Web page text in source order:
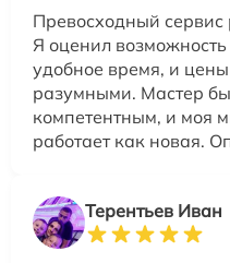
Превосходный
Я оценил
удобное время, и
разумными. Мастер
компетентным, и моя
работает как новая.
Терентьев Иван